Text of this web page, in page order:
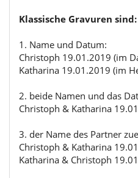
Klassische Gravuren sind:
1. Name und Datum:
Christoph 19.01.2019 (im
Katharina 19.01.2019 (im
2. beide Namen und das
Christoph & Katharina
3. der Name des Partner
Christoph & Katharina
Katharina & Christoph